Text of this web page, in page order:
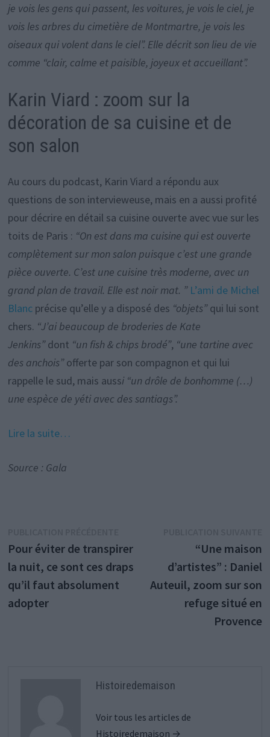
je vois les gens qui passent, les voitures, je vois le ciel, je
vois les arbres du cimetière de Montmartre, je vois les
oiseaux qui volent dans le ciel”. Elle décrit son lieu de vie
comme “clair, calme et paisible, joyeux et accueillant”.
Karin Viard : zoom sur la
décoration de sa cuisine et de
son salon
Au cours du podcast, Karin Viard a répondu aux
questions de son intervieweuse, mais en a aussi profité
pour décrire en détail sa cuisine ouverte avec vue sur les
toits de Paris : “On est dans ma cuisine qui est ouverte
complètement sur mon salon puisque c’est une grande
pièce ouverte. C’est une cuisine très moderne, avec un
grand plan de travail. Elle est noir mat. ” L’ami de Michel
Blancprécise qu’elle y a disposé des “objets”qui lui sont
chers. “J’ai beaucoup de broderies de Kate
Jenkins”dont “un fish & chips brodé”, “une tartine avec
des anchois”offerte par son compagnon et qui lui
rappelle le sud, mais aussi “un drôle de bonhomme (…)
une espèce de yéti avec des santiags”.
Lire la suite…
Source : Gala
de
l’article
précédente :
Pour éviter de transpirer
la nuit, ce sont ces draps
qu’il faut absolument
adopter
“Une maison
d’artistes” : Daniel
Auteuil, zoom sur son
refuge situé en
Provence
Histoiredemaison
Voir tous les articles de
Histoiredemaison →